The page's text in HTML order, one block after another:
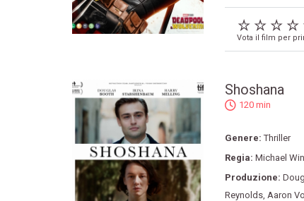
Vota il film per
Shoshana
120 min
Genere:Thriller
Regia: Michael
Produzione:
Reynolds, Aaron